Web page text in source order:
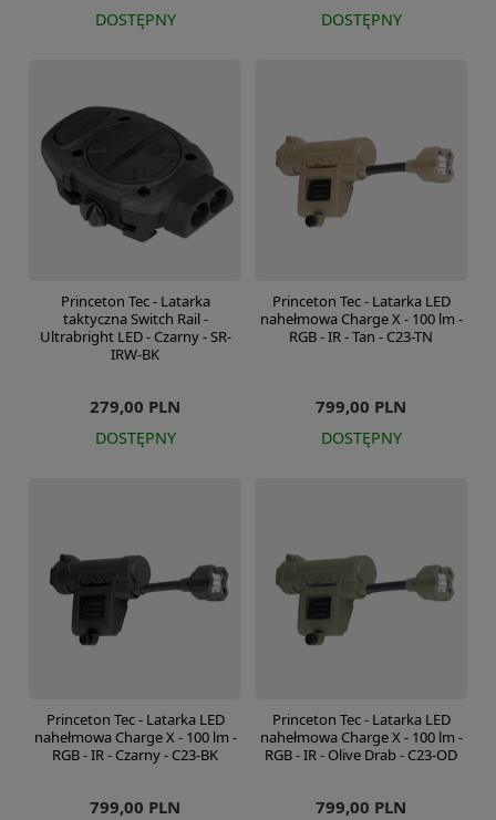
DOSTĘPNY DOSTĘPNY
Princeton Tec - Latarka
taktyczna Switch Rail -
Ultrabright LED - Czarny - SR-
IRW-BK
279,00 PLN
DOSTĘPNY
Princeton Tec - Latarka LED
nahełmowa Charge X - 100 lm -
RGB - IR - Tan - C23-TN
799,00 PLN
DOSTĘPNY
Princeton Tec - Latarka LED
nahełmowa Charge X - 100 lm -
RGB - IR - Czarny - C23-BK
799,00 PLN
Princeton Tec - Latarka LED
nahełmowa Charge X - 100 lm -
RGB - IR - Olive Drab - C23-OD
799,00 PLN